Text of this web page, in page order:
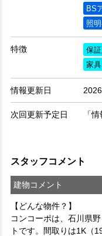
BS
照
特徴 保
家
情報更新日
次回更新予定日 「
スタッフコメント
建物コメント
【どんな物件？】
コンコーポは、石川県
トです。間取りは1K（